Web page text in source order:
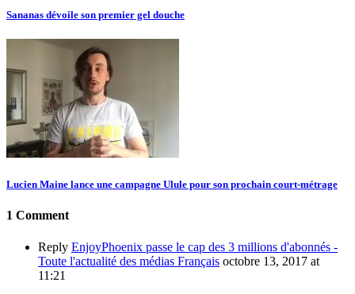
Sananas dévoile son premier gel douche
Lucien Maine lance une campagne Ulule pour son prochain court-métrage
1 Comment
Reply EnjoyPhoenix passe le cap des 3 millions d'abonnés -
Toute l'actualité des médias Français octobre 13, 2017 at
11:21